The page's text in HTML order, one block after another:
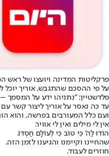
פרקליטות המדינה ויועצו של ראש
על פי ההסכם שהתגבש, אוריך
פלדשטיין: "נתניהו ידע על המסמך
עד כה נאסר על אוריך ליצור קשר
ועם כלל המעורבים בפרשה, והוא
אין לי מילים ואין לי אוויר.
הוֹדוּ לַה' כִּי טוֹב כִּי לְעוֹלָם חַסְדּוֹ.
שהחיינו וקיימנו והגיענו לזמן הזה.
חוזרים לעבוד.